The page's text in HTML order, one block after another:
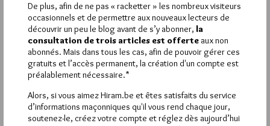
Pas obligatoirement mon cher Lazare 😉
La rédaction de commentaires est
réservée aux abonnés.
Si vous souhaitez rédiger des
De plus, afin de ne pas « racketter » les nombreux visiteurs
occasionnels et de permettre aux nouveaux lecteurs de
découvrir un peu le blog avant de s’y abonner, la
consultation de trois articles est offerte aux non
abonnés. Mais dans tous les cas, afin de pouvoir gérer ces
gratuits et l’accès permanent, la création d'un compte est
préalablement nécessaire.*
Alors, si vous aimez Hiram.be et êtes satisfaits du service
d’informations maçonniques qu'il vous rend chaque jour,
soutenez-le, créez votre compte et réglez dès aujourd’hui